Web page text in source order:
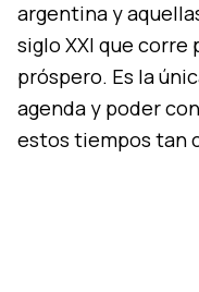
argentina y
siglo XXI que corre
próspero. Es la
agenda y poder
estos tiempos tan